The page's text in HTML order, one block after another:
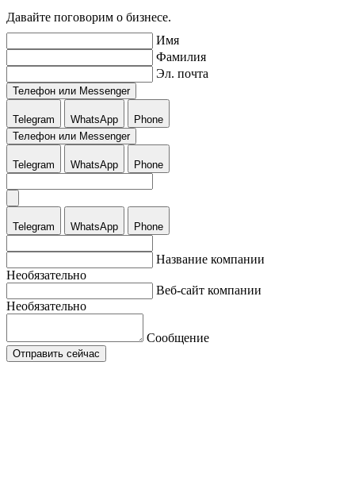
Давайте поговорим о бизнесе.
Имя
Фамилия
Эл. почта
Телефон или Messenger
Telegram WhatsApp
Phone
Телефон или Messenger
Telegram WhatsApp Phone
Telegram WhatsApp Phone
Название компании
Необязательно
Веб-сайт компании
Необязательно
Сообщение
Отправить сейчас